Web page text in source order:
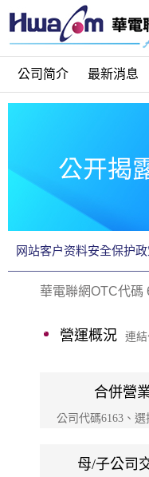
公司简介 最新消息
网站客户资料安全保护政
華電聯網OTC代碼
營運概況 連
合併營
公司代碼6163、選
母/子公司